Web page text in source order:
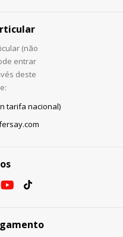
(não
entrar
deste
tarifa nacional)